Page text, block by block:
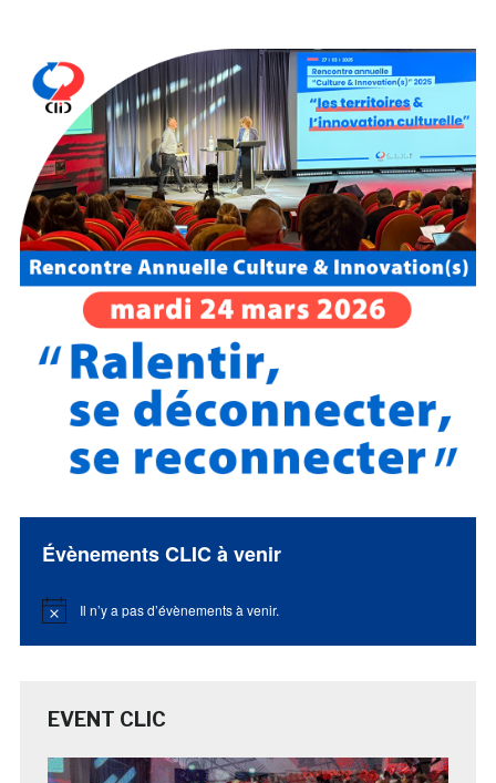
Évènements CLIC à venir
Notice Il n’y a pas d’évènements à venir.
EVENT CLIC